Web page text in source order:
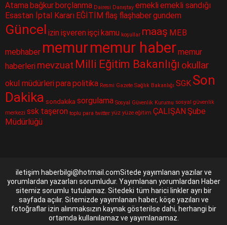
Atamabağkurborçlanma Dairesi Danıştay emekliemekli sandığı
Esastan İptal Kararı EĞİTİM flaş flaşhabergundem
Güncel izinişverenişçikamu koşullar maaş MEB
mebhaber memurmemur habermemur
haberleri mevzuat Milli Eğitim Bakanlığı okullar
okul müdürleriparapolitika Resmi Gazete Sağlık Bakanlığı SGK Son
Dakika sondakika sorgulama Sosyal Güvenlik Kurumu sosyal güvenlik
merkezi ssk taşeron toplu para twitter yüz yüze eğitim ÇALIŞAN Şube
Müdürlüğü
iletişim haberbilgi@hotmail.comSitede yayımlanan yazılar ve
yorumlardan yazarları sorumludur. Yayımlanan yorumlardan Haber
sitemiz sorumlu tutulamaz. Sitedeki tüm harici linkler ayrı bir
sayfada açılır. Sitemizde yayımlanan haber, köşe yazıları ve
fotoğraflar izin alınmaksızın kaynak gösterilse dahi, herhangi bir
ortamda kullanılamaz ve yayımlanamaz.